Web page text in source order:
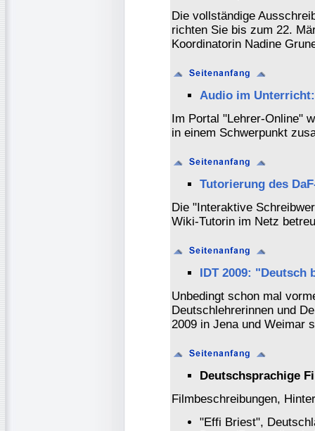
Die vollständige
richten Sie bis zum 22.
Koordinatorin Nadine
Audio im Unterricht:
Im Portal "Lehrer-Online"
in einem Schwerpunkt
Tutorierung des
Die "Interaktive
Wiki-Tutorin im Netz
IDT 2009: "Deutsch
Unbedingt schon mal
Deutschlehrerinnen und
2009 in Jena und Weimar
Deutschsprachige
Filmbeschreibungen,
"Effi Briest",